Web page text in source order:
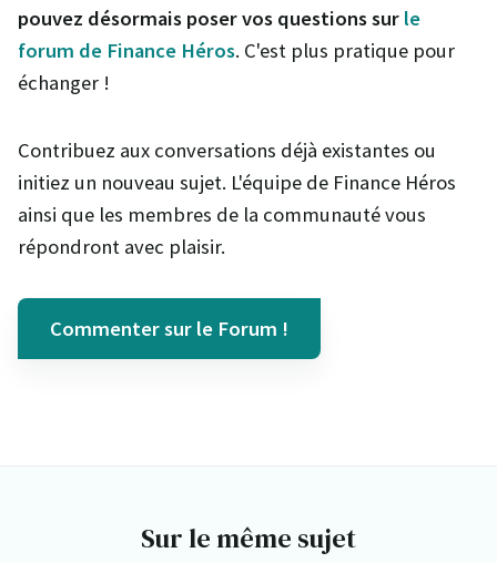
pouvez désormais poser vos questions sur le
forum de Finance Héros. C'est plus pratique pour
échanger !
Contribuez aux conversations déjà existantes ou
initiez un nouveau sujet. L'équipe de Finance Héros
ainsi que les membres de la communauté vous
répondront avec plaisir.
Commenter sur le Forum !
Sur le même sujet